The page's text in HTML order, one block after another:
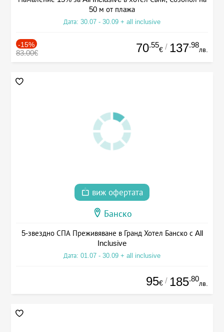
50 м от плажа
Дата: 30.07 - 30.09 + all inclusive
-15%
83.00€ 70.55
€ / 137.98
лв.
виж офертата
Банско
5-звездно СПА Преживяване в Гранд Хотел Банско с All
Inclusive
Дата: 01.07 - 30.09 + all inclusive
95€ / 185.80
лв.